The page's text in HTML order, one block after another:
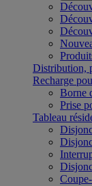
Distribution,
Recharge
Borne
Prise
Tableau